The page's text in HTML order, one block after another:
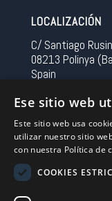
LOCALIZACIÓN
C/ Santiago
08213 Polinya
Spain
CONTACTO
Tel 0034 93 713
Ese sitio web
Este sitio web usa
utilizar nuestro sitio
con nuestra Política de
COOKIES